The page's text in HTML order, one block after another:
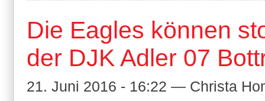
Die Eagles können
der DJK Adler 07
21. Juni 2016 - 16:22 — Christa